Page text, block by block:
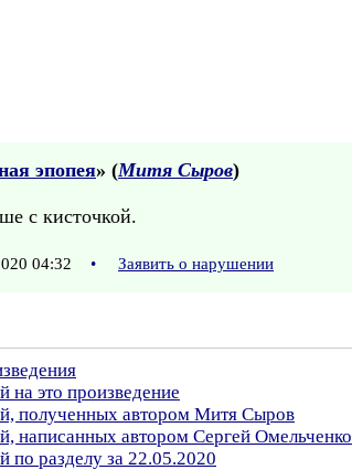
эпопея» (Митя Сыров)
с кисточкой.
04:32 • Заявить о нарушении
на это произведение
полученных автором Митя Сыров
написанных автором Сергей Омельченко
по разделу за 22.05.2020